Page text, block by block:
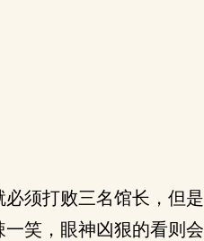
须打败三名馆长，但
笑，眼神凶狠的看则